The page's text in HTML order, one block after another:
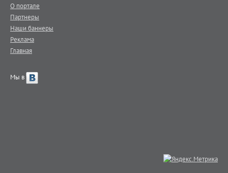
О портале
Партнеры
Наши баннеры
Реклама
Главная
Мы в